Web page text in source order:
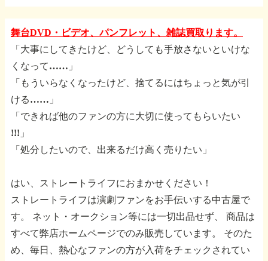
舞台DVD・ビデオ、パンフレット、雑誌買取ります。
「大事にしてきたけど、どうしても手放さないといけな
くなって……」
「もういらなくなったけど、捨てるにはちょっと気が引
ける……」
「できれば他のファンの方に大切に使ってもらいたい
!!!」
「処分したいので、出来るだけ高く売りたい」
はい、ストレートライフにおまかせください！
ストレートライフは演劇ファンをお手伝いする中古屋で
す。
ネット・オークション等には一切出品せず、
商品は
すべて弊店ホームページでのみ販売しています。
そのた
め、毎日、熱心なファンの方が入荷をチェックされてい